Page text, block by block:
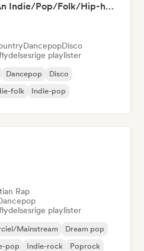
Space trip- An Indie/Pop/Folk/Hip-hop/Rock Playlist
DancepopDisco
playlister
Dancepop
Disco
folk Indie-pop
Rap
playlister
Mainstream
Dream pop
pop Indie-rock Poprock